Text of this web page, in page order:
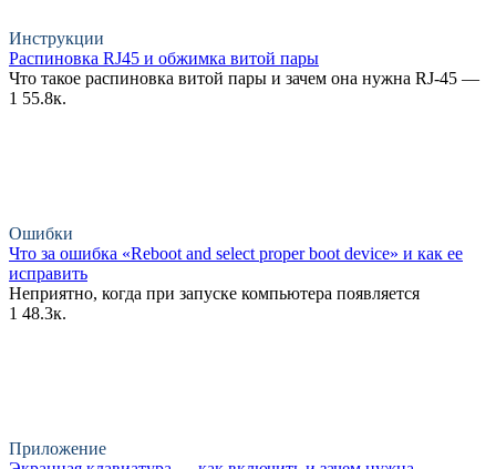
Инструкции
Распиновка RJ45 и обжимка витой пары
Что такое распиновка витой пары и зачем она нужна RJ-45 —
1 55.8к.
Ошибки
Что за ошибка «Reboot and select proper boot device» и как ее
исправить
Неприятно, когда при запуске компьютера появляется
1 48.3к.
Приложение